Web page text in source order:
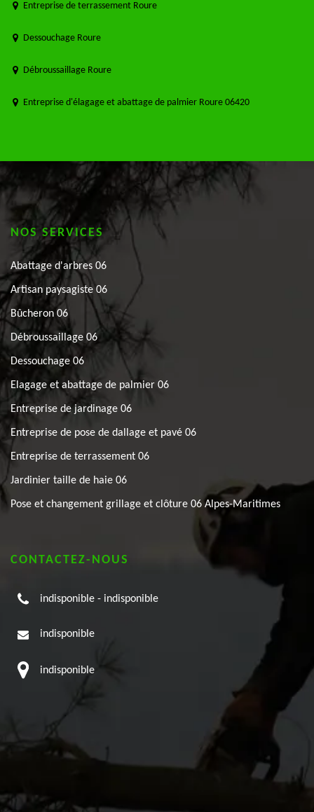
Entreprise de terrassement Roure
Dessouchage Roure
Débroussaillage Roure
Entreprise d'élagage et abattage de palmier Roure 06420
NOS SERVICES
Abattage d'arbres 06
Artisan paysagiste 06
Bûcheron 06
Débroussaillage 06
Dessouchage 06
Elagage et abattage de palmier 06
Entreprise de jardinage 06
Entreprise de pose de dallage et pavé 06
Entreprise de terrassement 06
Jardinier taille de haie 06
Pose et changement grillage et clôture 06 Alpes-Maritimes
CONTACTEZ-NOUS
indisponible - indisponible
indisponible
indisponible